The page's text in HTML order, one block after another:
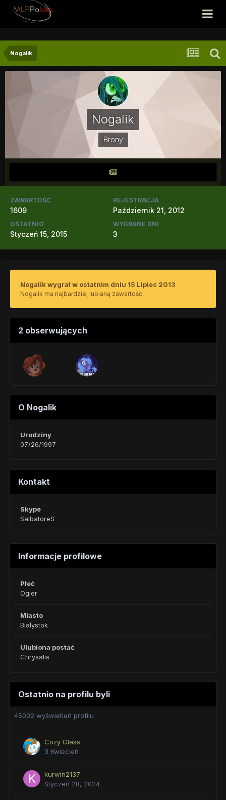
Nogalik
Nogalik
Brony
ZAWARTOŚĆ
1609
REJESTRACJA
Październik 21, 2012
OSTATNIO
Styczeń 15, 2015
WYGRANE DNI
3
Nogalik wygrał w ostatnim dniu 15 Lipiec 2013
Nogalik ma najbardziej lubianą zawartość!
2 obserwujących
O Nogalik
Urodziny
07/26/1997
Kontakt
Skype
SalbatoreS
Informacje profilowe
Płeć
Ogier
Miasto
Białystok
Ulubiona postać
Chrysalis
Ostatnio na profilu byli
45002 wyświetleń profilu
Cozy Glass
3 Kwiecień
kurwin2137
Styczeń 28, 2024